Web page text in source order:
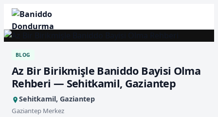
BLOG
Az Bir Birikmişle Baniddo Bayisi Olma
Rehberi — Sehitkamil, Gaziantep
Sehitkamil, Gaziantep
Gaziantep Merkez